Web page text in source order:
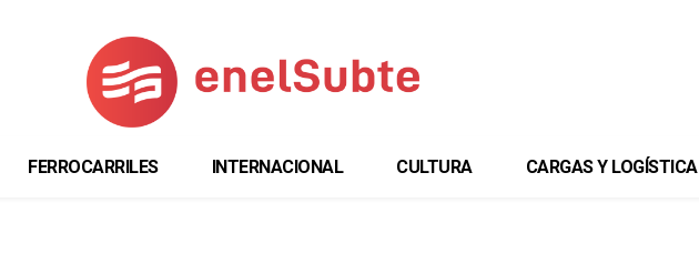
FERROCARRILES INTERNACIONAL CULTURA CARGAS Y LOGÍSTICA